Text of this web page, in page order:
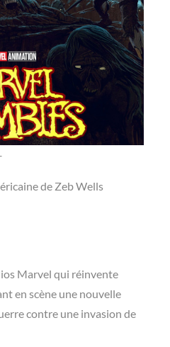
de Zeb Wells
Marvel qui réinvente
en scène une nouvelle
contre une invasion de